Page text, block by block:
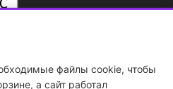
файлы cookie, чтобы
а сайт работал